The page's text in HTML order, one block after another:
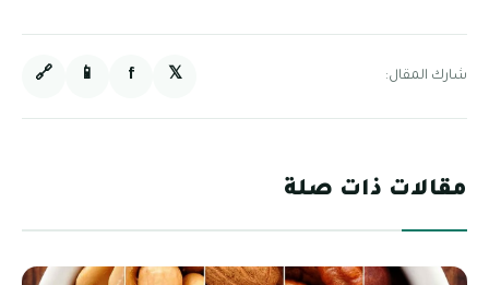
شارك المقال: 𝕏
f
📱
🔗
مقالات ذات صلة